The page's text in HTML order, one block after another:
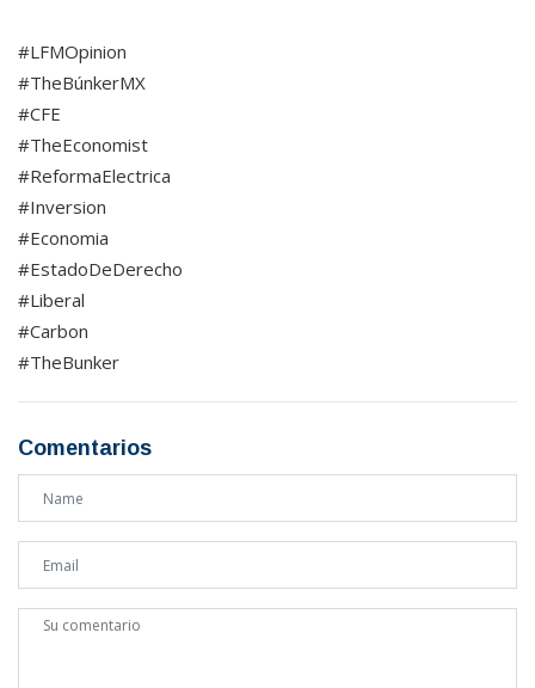
#LFMOpinion
#TheBúnkerMX
#CFE
#TheEconomist
#ReformaElectrica
#Inversion
#Economia
#EstadoDeDerecho
#Liberal
#Carbon
#TheBunker
Comentarios